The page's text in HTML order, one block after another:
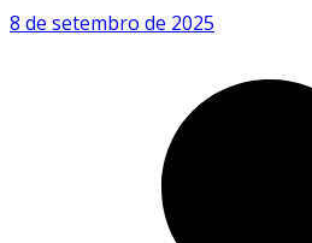
8 de setembro de 2025